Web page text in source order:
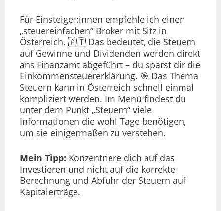
Für Einsteiger:innen empfehle ich einen
„steuereinfachen“ Broker mit Sitz in
Österreich. 🇦🇹 Das bedeutet, die Steuern
auf Gewinne und Dividenden werden direkt
ans Finanzamt abgeführt – du sparst dir die
Einkommensteuererklärung. 🎯 Das Thema
Steuern kann in Österreich schnell einmal
kompliziert werden. Im Menü findest du
unter dem Punkt „Steuern“ viele
Informationen die wohl Tage benötigen,
um sie einigermaßen zu verstehen.
Mein Tipp: Konzentriere dich auf das
Investieren und nicht auf die korrekte
Berechnung und Abfuhr der Steuern auf
Kapitalerträge.